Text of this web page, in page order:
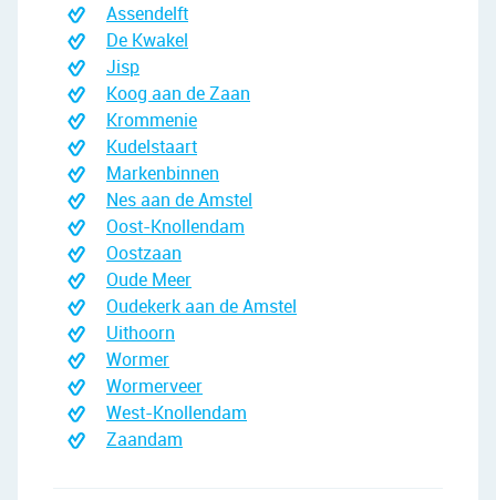
Assendelft
De Kwakel
Jisp
Koog aan de Zaan
Krommenie
Kudelstaart
Markenbinnen
Nes aan de Amstel
Oost-Knollendam
Oostzaan
Oude Meer
Oudekerk aan de Amstel
Uithoorn
Wormer
Wormerveer
West-Knollendam
Zaandam